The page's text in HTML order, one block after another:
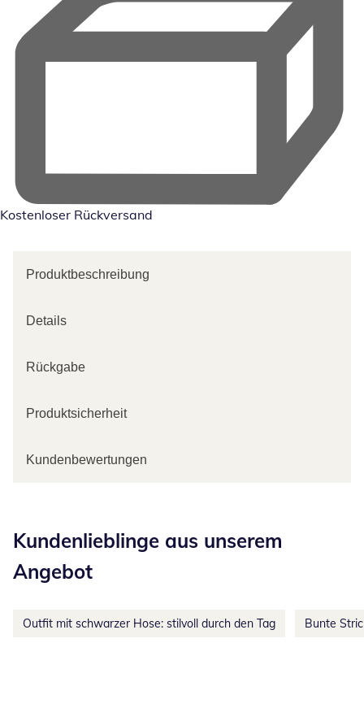
Kostenloser Rückversand
Produktbeschreibung
Details
Rückgabe
Produktsicherheit
Kundenbewertungen
Kundenlieblinge aus unserem
Angebot
Outfit mit schwarzer Hose: stilvoll durch den Tag Bunte